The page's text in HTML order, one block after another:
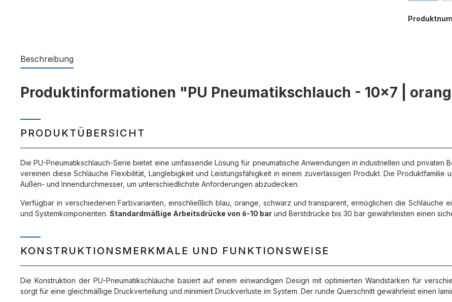
Beschreibung
Produktinformationen "PU Pneumatikschlauch - 10x7 |
PRODUKTÜBERSICHT
Die PU-Pneumatikschlauch-Serie bietet eine umfassende Lösung für pneumatische Anwendungen in industriellen und privaten
vereinen diese Schläuche Flexibilität, Langlebigkeit und Leistungsfähigkeit in einem zuverlässigen Produkt. Die Produktfamilie
Außen- und Innendurchmesser, um unterschiedlichste Anforderungen abzudecken.
Verfügbar in verschiedenen Farbvarianten, einschließlich blau, orange, schwarz und transparent, ermöglichen die Schläuche
und Systemkomponenten. Standardmäßige Arbeitsdrücke von 6-10 bar und Berstdrücke bis 30 bar gewährleisten einen
KONSTRUKTIONSMERKMALE UND FUNKTIONSWEISE
Die Konstruktion der PU-Pneumatikschläuche basiert auf einem einwandigen Design mit optimierten Wandstärken für
sorgt für eine gleichmäßige Druckverteilung und minimiert Druckverluste im System. Der runde Querschnitt gewährleist einen